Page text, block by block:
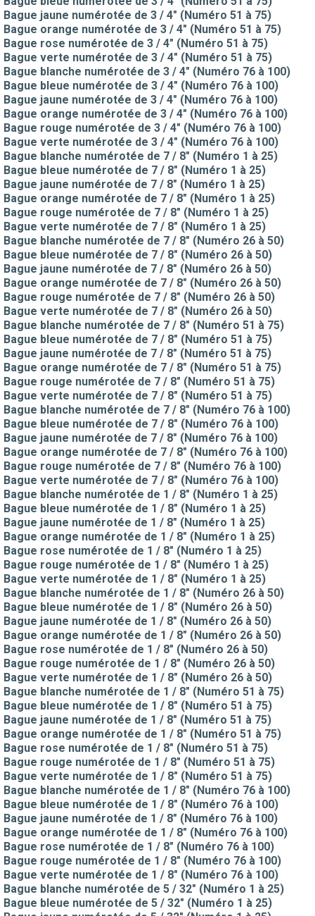
Bague jaune numérotée de 3 / 4" (Numéro 51 à 75)
Bague orange numérotée de 3 / 4" (Numéro 51 à 75)
Bague rose numérotée de 3 / 4" (Numéro 51 à 75)
Bague verte numérotée de 3 / 4" (Numéro 51 à 75)
Bague blanche numérotée de 3 / 4" (Numéro 76 à 100)
Bague bleue numérotée de 3 / 4" (Numéro 76 à 100)
Bague jaune numérotée de 3 / 4" (Numéro 76 à 100)
Bague orange numérotée de 3 / 4" (Numéro 76 à 100)
Bague rouge numérotée de 3 / 4" (Numéro 76 à 100)
Bague verte numérotée de 3 / 4" (Numéro 76 à 100)
Bague blanche numérotée de 7 / 8" (Numéro 1 à 25)
Bague bleue numérotée de 7 / 8" (Numéro 1 à 25)
Bague jaune numérotée de 7 / 8" (Numéro 1 à 25)
Bague orange numérotée de 7 / 8" (Numéro 1 à 25)
Bague rouge numérotée de 7 / 8" (Numéro 1 à 25)
Bague verte numérotée de 7 / 8" (Numéro 1 à 25)
Bague blanche numérotée de 7 / 8" (Numéro 26 à 50)
Bague bleue numérotée de 7 / 8" (Numéro 26 à 50)
Bague jaune numérotée de 7 / 8" (Numéro 26 à 50)
Bague orange numérotée de 7 / 8" (Numéro 26 à 50)
Bague rouge numérotée de 7 / 8" (Numéro 26 à 50)
Bague verte numérotée de 7 / 8" (Numéro 26 à 50)
Bague blanche numérotée de 7 / 8" (Numéro 51 à 75)
Bague bleue numérotée de 7 / 8" (Numéro 51 à 75)
Bague jaune numérotée de 7 / 8" (Numéro 51 à 75)
Bague orange numérotée de 7 / 8" (Numéro 51 à 75)
Bague rouge numérotée de 7 / 8" (Numéro 51 à 75)
Bague verte numérotée de 7 / 8" (Numéro 51 à 75)
Bague blanche numérotée de 7 / 8" (Numéro 76 à 100)
Bague bleue numérotée de 7 / 8" (Numéro 76 à 100)
Bague jaune numérotée de 7 / 8" (Numéro 76 à 100)
Bague orange numérotée de 7 / 8" (Numéro 76 à 100)
Bague rouge numérotée de 7 / 8" (Numéro 76 à 100)
Bague verte numérotée de 7 / 8" (Numéro 76 à 100)
Bague blanche numérotée de 1 / 8" (Numéro 1 à 25)
Bague bleue numérotée de 1 / 8" (Numéro 1 à 25)
Bague jaune numérotée de 1 / 8" (Numéro 1 à 25)
Bague orange numérotée de 1 / 8" (Numéro 1 à 25)
Bague rose numérotée de 1 / 8" (Numéro 1 à 25)
Bague rouge numérotée de 1 / 8" (Numéro 1 à 25)
Bague verte numérotée de 1 / 8" (Numéro 1 à 25)
Bague blanche numérotée de 1 / 8" (Numéro 26 à 50)
Bague bleue numérotée de 1 / 8" (Numéro 26 à 50)
Bague jaune numérotée de 1 / 8" (Numéro 26 à 50)
Bague orange numérotée de 1 / 8" (Numéro 26 à 50)
Bague rose numérotée de 1 / 8" (Numéro 26 à 50)
Bague rouge numérotée de 1 / 8" (Numéro 26 à 50)
Bague verte numérotée de 1 / 8" (Numéro 26 à 50)
Bague blanche numérotée de 1 / 8" (Numéro 51 à 75)
Bague bleue numérotée de 1 / 8" (Numéro 51 à 75)
Bague jaune numérotée de 1 / 8" (Numéro 51 à 75)
Bague orange numérotée de 1 / 8" (Numéro 51 à 75)
Bague rose numérotée de 1 / 8" (Numéro 51 à 75)
Bague rouge numérotée de 1 / 8" (Numéro 51 à 75)
Bague verte numérotée de 1 / 8" (Numéro 51 à 75)
Bague blanche numérotée de 1 / 8" (Numéro 76 à 100)
Bague bleue numérotée de 1 / 8" (Numéro 76 à 100)
Bague jaune numérotée de 1 / 8" (Numéro 76 à 100)
Bague orange numérotée de 1 / 8" (Numéro 76 à 100)
Bague rose numérotée de 1 / 8" (Numéro 76 à 100)
Bague rouge numérotée de 1 / 8" (Numéro 76 à 100)
Bague verte numérotée de 1 / 8" (Numéro 76 à 100)
Bague blanche numérotée de 5 / 32" (Numéro 1 à 25)
Bague bleue numérotée de 5 / 32" (Numéro 1 à 25)